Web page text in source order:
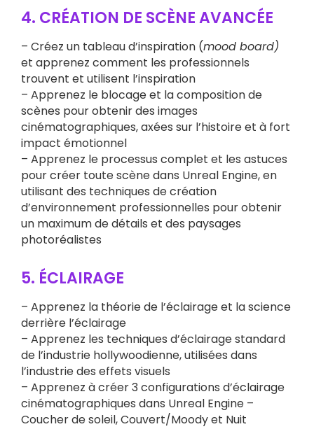
4. CRÉATION DE SCÈNE AVANCÉE
– Créez un tableau d’inspiration (mood board)
et apprenez comment les professionnels
trouvent et utilisent l’inspiration
– Apprenez le blocage et la composition de
scènes pour obtenir des images
cinématographiques, axées sur l’histoire et à fort
impact émotionnel
– Apprenez le processus complet et les astuces
pour créer toute scène dans Unreal Engine, en
utilisant des techniques de création
d’environnement professionnelles pour obtenir
un maximum de détails et des paysages
photoréalistes
5. ÉCLAIRAGE
– Apprenez la théorie de l’éclairage et la science
derrière l’éclairage
– Apprenez les techniques d’éclairage standard
de l’industrie hollywoodienne, utilisées dans
l’industrie des effets visuels
– Apprenez à créer 3 configurations d’éclairage
cinématographiques dans Unreal Engine –
Coucher de soleil, Couvert/Moody et Nuit